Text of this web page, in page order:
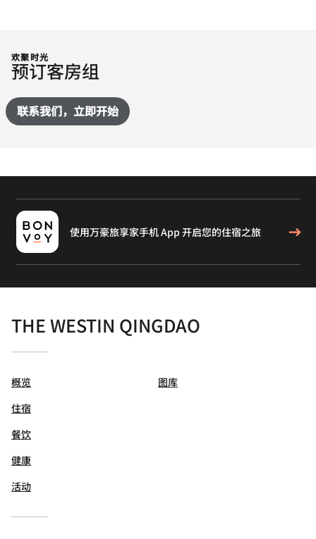
欢聚时光
预订客房组
联系我们，立即开始
使用万豪旅享家手机 App 开启您的住宿之旅
THE WESTIN QINGDAO
概览
住宿
餐饮
健康
活动
图库